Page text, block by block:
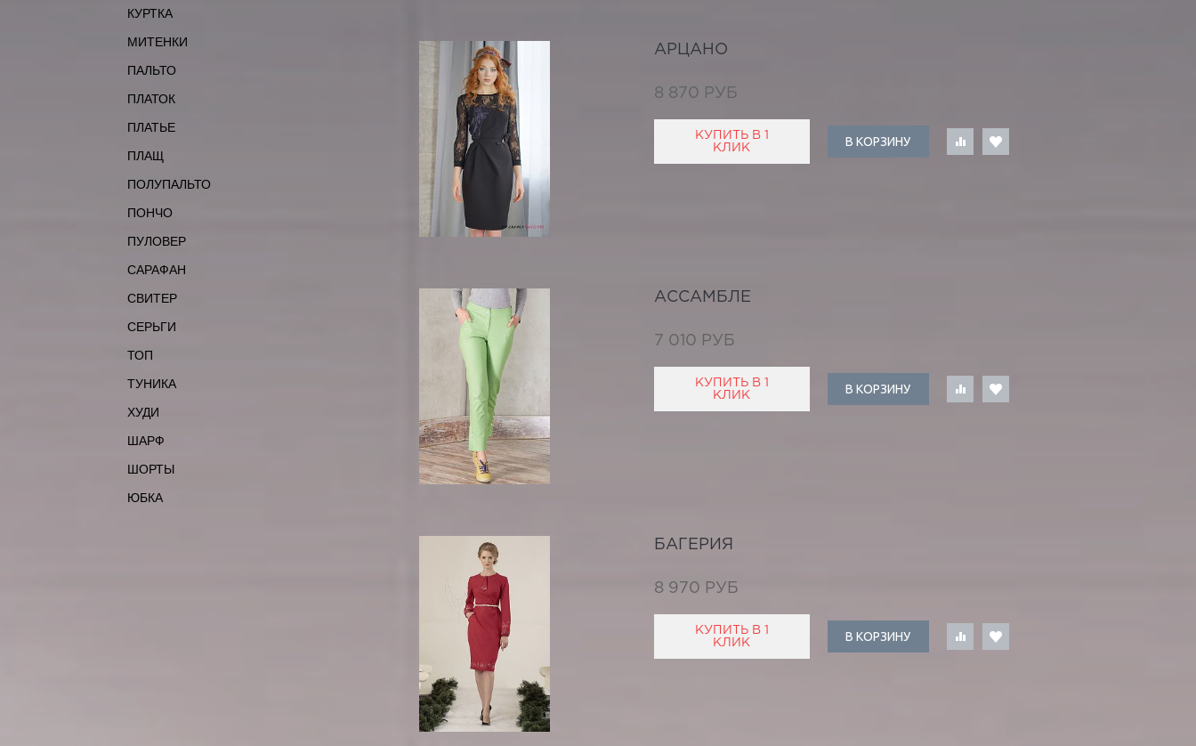
КУРТКА
МИТЕНКИ
ПАЛЬТО
ПЛАТОК
ПЛАТЬЕ
ПЛАЩ
ПОЛУПАЛЬТО
ПОНЧО
ПУЛОВЕР
САРАФАН
СВИТЕР
СЕРЬГИ
ТОП
ТУНИКА
ХУДИ
ШАРФ
ШОРТЫ
ЮБКА
АРЦАНО
8 870 РУБ
КУПИТЬ В 1
КЛИК
В КОРЗИНУ
АССАМБЛЕ
7 010 РУБ
КУПИТЬ В 1
КЛИК
В КОРЗИНУ
БАГЕРИЯ
8 970 РУБ
КУПИТЬ В 1
КЛИК
В КОРЗИНУ